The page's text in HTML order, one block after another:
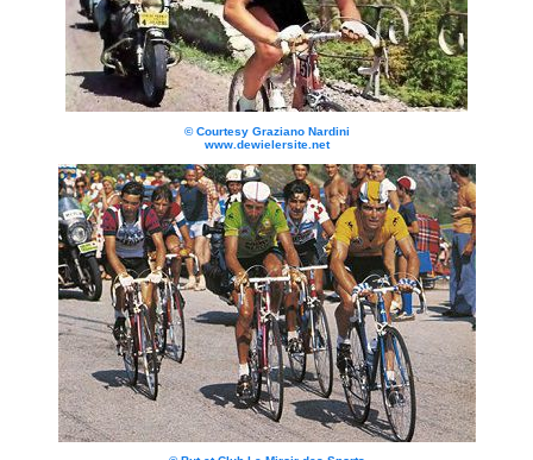
© Courtesy Graziano Nardini
www.dewielersite.net